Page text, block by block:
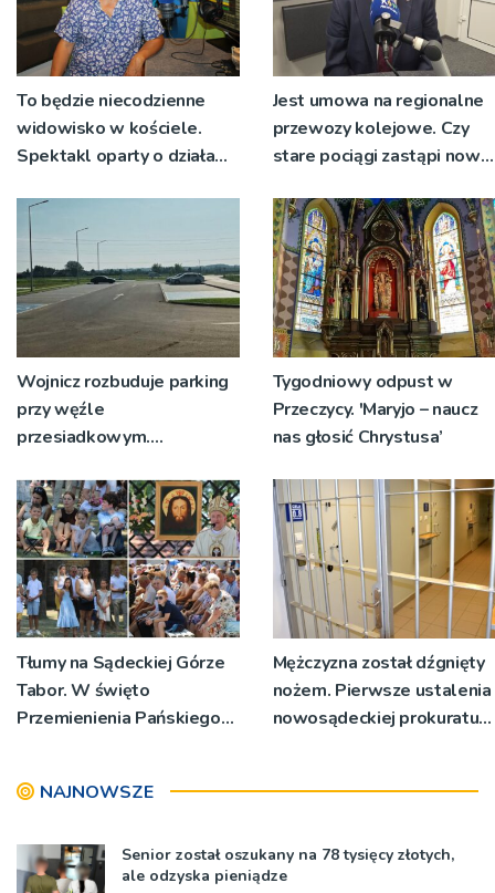
To będzie niecodzienne
widowisko w kościele.
Spektakl oparty o działa
Jest umowa na regionalne
przewozy kolejowe. Czy
stare pociągi zastąpi nowy
Wojnicz rozbuduje parking
przy węźle
przesiadkowym.
miejsc
Tygodniowy odpust w
Przeczycy. 'Maryjo – naucz
nas głosić Chrystusa’
Tłumy na Sądeckiej Górze
Tabor. W święto
Przemienienia Pańskiego
[ZDJĘCIA]
Mężczyzna został dźgnięty
nożem. Pierwsze ustalenia
nowosądeckiej prokuratury
NAJNOWSZE
Senior został oszukany na 78 tysięcy złotych,
ale odzyska pieniądze